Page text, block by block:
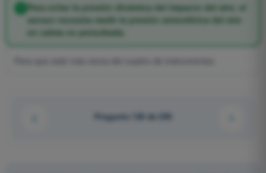
Para evitar la presión dinámica del impacto del aire; el
sensor necesita medir la presión atmosférica del aire
en calma no perturbada.
Pregunta 128 de 200